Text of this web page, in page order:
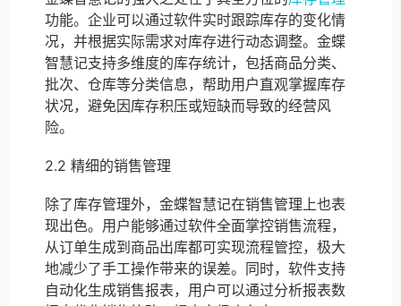
功能。企业可以通过软件实时跟踪库存的变化情
况，并根据实际需求对库存进行动态调整。金蝶
智慧记支持多维度的库存统计，包括商品分类、
批次、仓库等分类信息，帮助用户直观掌握库存
状况，避免因库存积压或短缺而导致的经营风
险。
2.2 精细的销售管理
除了库存管理外，金蝶智慧记在销售管理上也表
现出色。用户能够通过软件全面掌控销售流程，
从订单生成到商品出库都可实现流程管控，极大
地减少了手工操作带来的误差。同时，软件支持
自动化生成销售报表，用户可以通过分析报表数